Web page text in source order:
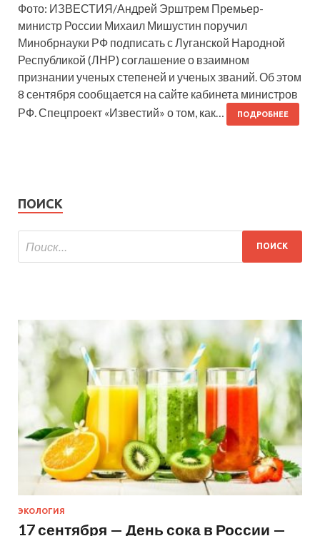
Фото: ИЗВЕСТИЯ/Андрей Эрштрем Премьер-
министр России Михаил Мишустин поручил
Минобрнауки РФ подписать с Луганской Народной
Республикой (ЛНР) соглашение о взаимном
признании ученых степеней и ученых званий. Об этом
8 сентября сообщается на сайте кабинета министров
РФ. Спецпроект «Известий» о том, как…
ПОДРОБНЕЕ
ПОИСК
ЭКОЛОГИЯ
17 сентября — День сока в России —